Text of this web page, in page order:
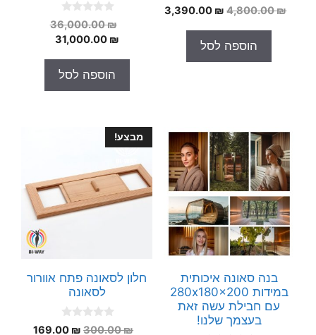
0
o
o
5
4,800.00₪
המחיר
היה:
3,390.00 ₪
המחיר
הוספה לסל
0
o
u
o
f
5
36,000.00₪
המחיר
31,000.00 ₪
המחיר
הוספה לסל
בנה סאונה איכותית
במידות 280x180x200
עם חבילת עשה זאת
בעצמך שלנו!
מבצע!
חלון לסאונה פתח אוורור
לסאונה
0
300.00₪
המחיר
169.00 ₪
המחיר